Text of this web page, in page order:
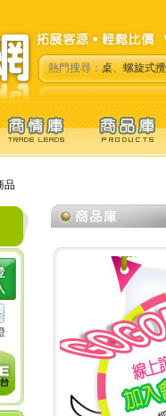
熱門搜尋：桌、螺旋式
品